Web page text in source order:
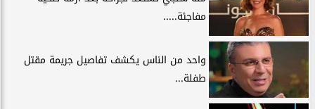
مفاجئة.....
واحد من الناس يكشف تفاصيل جريمة مقتل
طفلة...